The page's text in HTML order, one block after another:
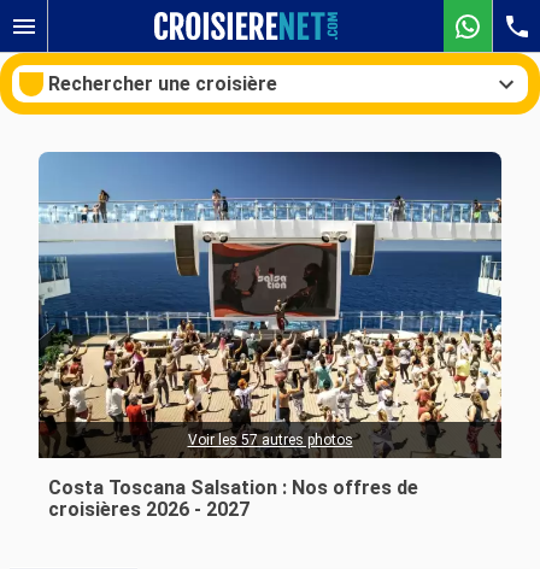
Rechercher une croisière
Nos destinations
Mois de départ
Ports Compagnies
Rechercher
Costa Toscana Salsation : Nos offres de
croisières 2026 - 2027
Voir les 57 autres photos